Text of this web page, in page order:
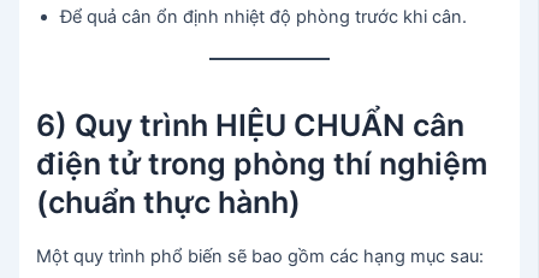
Để quả cân ổn định nhiệt độ phòng trước khi cân.
6) Quy trình HIỆU CHUẨN cân
điện tử trong phòng thí nghiệm
(chuẩn thực hành)
Một quy trình phổ biến sẽ bao gồm các hạng mục sau: